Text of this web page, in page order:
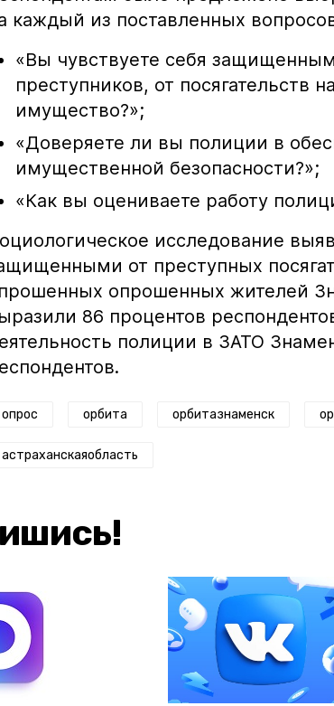
каждый из поставленных
«Вы чувствуете себя
преступников, от посягательств
имущество?»;
«Доверяете ли вы полиции в
имущественной безопасности?»;
«Как вы оцениваете работу
исследование
от преступных
опрошенных жителей
86 процентов
полиции в ЗАТО
опрос орбита орбитазнаменск
астраханскаяобласть